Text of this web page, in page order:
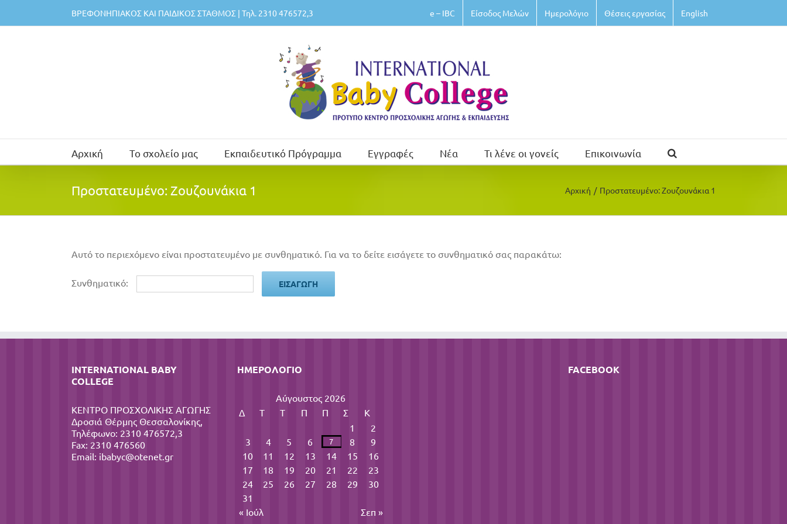
περιεχόμενο
ΒΡΕΦΟΝΗΠΙΑΚΟΣ ΚΑΙ ΠΑΙΔΙΚΟΣ ΣΤΑΘΜΟΣ | Τηλ. 2310 476572,3 e – IBC Είσοδος Μελών Ημερολόγιο Θέσεις εργασίας English
Αρχική Το σχολείο μας Εκπαιδευτικό Πρόγραμμα Εγγραφές Νέα Τι λένε οι γονείς Επικοινωνία
Πρoστατευμένο: Ζουζουνάκια 1 Αρχική / Πρoστατευμένο: Ζουζουνάκια 1
Αυτό το περιεχόμενο είναι προστατευμένο με συνθηματικό. Για να το δείτε εισάγετε το συνθηματικό σας παρακάτω:
Συνθηματικό:
INTERNATIONAL BABY
COLLEGE
ΚΕΝΤΡΟ ΠΡΟΣΧΟΛΙΚΗΣ ΑΓΩΓΗΣ
Δροσιά Θέρμης Θεσσαλονίκης,
Τηλέφωνο: 2310 476572,3
Fax: 2310 476560
Email: ibabyc@otenet.gr
ΗΜΕΡΟΛΌΓΙΟ
Αύγουστος 2026
Δ
Τ Τ Π Π Σ
Κ
1
2
3
4 5 6 7 8
9
10
11 12 13 14 15
16
17
18 19 20 21 22
23
24
25 26 27 28 29
30
31
« Ιούλ
Σεπ »
FACEBOOK